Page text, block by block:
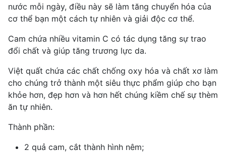
nước mỗi ngày, điều này sẽ làm tăng chuyển hóa của
cơ thể bạn một cách tự nhiên và giải độc cơ thể.
Cam chứa nhiều vitamin C có tác dụng tăng sự trao
đổi chất và giúp tăng trương lực da.
Việt quất chứa các chất chống oxy hóa và chất xơ làm
cho chúng trở thành một siêu thực phẩm giúp cho bạn
khỏe hơn, đẹp hơn và hơn hết chúng kiềm chế sự thèm
ăn tự nhiên.
Thành phần:
2 quả cam, cắt thành hình nêm;